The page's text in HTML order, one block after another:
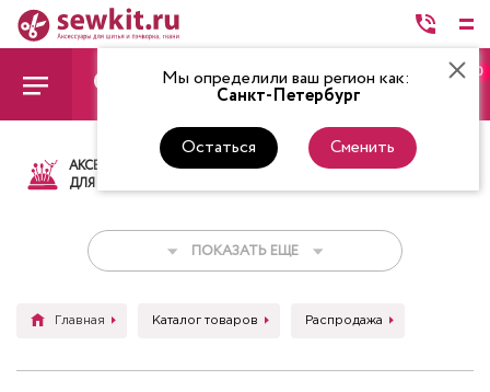
Мы определили ваш регион как:
Санкт-Петербург
Остаться Сменить
0
АКСЕССУАРЫ
ДЛЯ ШИТЬЯ
ТКАНИ НИТКИ
ПОКАЗАТЬ ЕЩЕ
Главная Каталог товаров Распродажа